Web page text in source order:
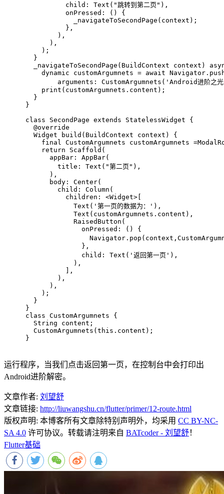
          child: Text(
"跳转到第二页" ),
          onPressed: () {
            _navigateToSecondPage(context);
          },
        ),
      ),
    );
  }
_navigateToSecondPage(BuildContext context)
dynamic customArgumnets = await
        arguments: CustomArgumnets(
'Android进阶之
    print(customArgumnets.content);
  }
}
class
SecondPage extends StatelessWidget
{
@override
Widget
build (BuildContext context)
{
final
CustomArgumnets customArgumnets
return Scaffold(
      appBar: AppBar(
        title: Text(
"第二页" ),
      ),
      body: Center(
        child: Column(
          children: <Widget>[
            Text(
'第一页的数据为：' ),
            Text(customArgumnets.content),
            RaisedButton(
              onPressed: () {
              },
              child: Text(
'返回第一页' ),
            ),
          ],
        ),
      ),
    );
  }
}
class CustomArgumnets
{
  String content;
  CustomArgumnets(
this .content);
}
运行程序，当我们点击返回第一页，在控制台中会打印出
Android进阶解密。
文章作者: 刘望舒
文章链接: http://liuwangshu.cn/flutter/primer/12-route.html
版权声明: 本博客所有文章除特别声明外，均采用 CC BY-NC-
SA 4.0 许可协议。转载请注明来自 BATcoder - 刘望舒！
Flutter基础